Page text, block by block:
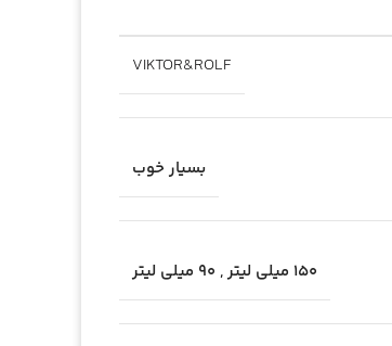
VIKTOR&ROLF
بسیار خوب
۱۵۰ میلی لیتر , ۹۰ میلی لیتر